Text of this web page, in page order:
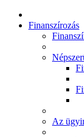
Finanszírozás
Az